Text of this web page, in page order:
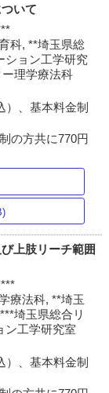
いて
科, **埼玉県総
ション工学研究
理学療法科
）、基本料金制
の方共に770円
上肢リーチ範囲
療法科, **埼玉
埼玉県総合リ
ン工学研究室
）、基本料金制